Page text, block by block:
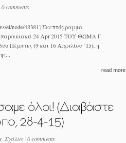
0 comments
el/node/48381] Σκεπτόγραμμα
24 Apr 2015 ΤΟΥ ΘΩΜΑ Γ.
Πέμπτες (9 και 16 Απριλίου ’15), η
read more
, Σχόλια| 0 comments